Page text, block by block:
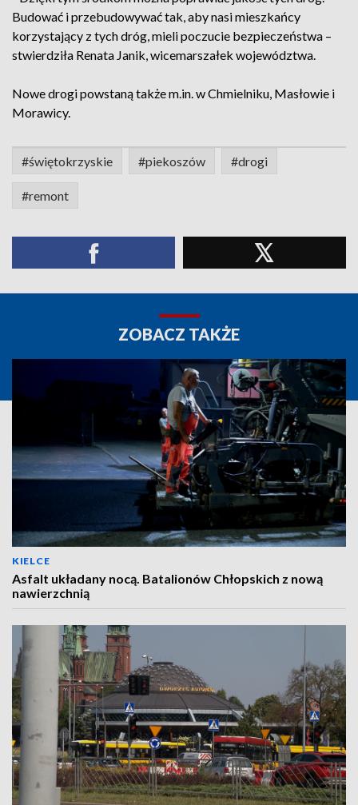
Budować i przebudowywać tak, aby nasi mieszkańcy
korzystający z tych dróg, mieli poczucie bezpieczeństwa –
stwierdziła Renata Janik, wicemarszałek województwa.
Nowe drogi powstaną także m.in. w Chmielniku, Masłowie i
Morawicy.
#świętokrzyskie #piekoszów #drogi
#remont
ZOBACZ TAKŻE
KIELCE
Asfalt układany nocą. Batalionów Chłopskich z nową
nawierzchnią